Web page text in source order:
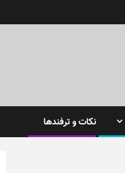
نکات و ترفندها